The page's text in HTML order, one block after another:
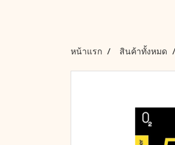
หน้าแรก สินค้าทั้งหมด